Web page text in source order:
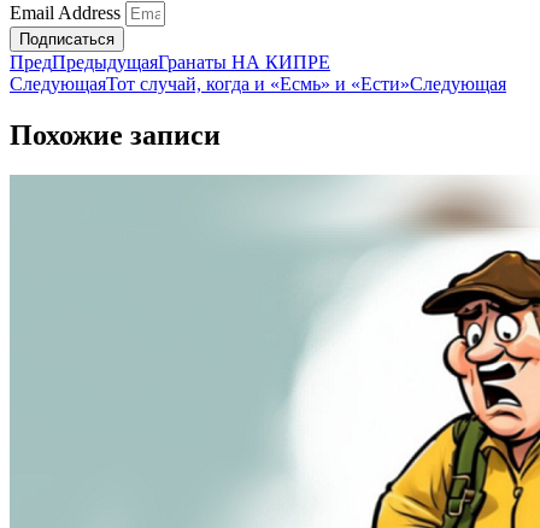
Email Address
Подписаться
ПредПредыдущаяГранаты НА КИПРЕ
СледующаяТот случай, когда и «Есмь» и «Ести»Следующая
Похожие записи